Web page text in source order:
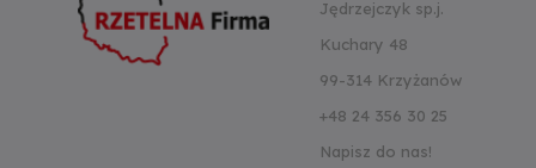
Jędrzejczyk sp.j.
Kuchary 48
99-314 Krzyżanów
+48 24 356 30 25
Napisz do nas!